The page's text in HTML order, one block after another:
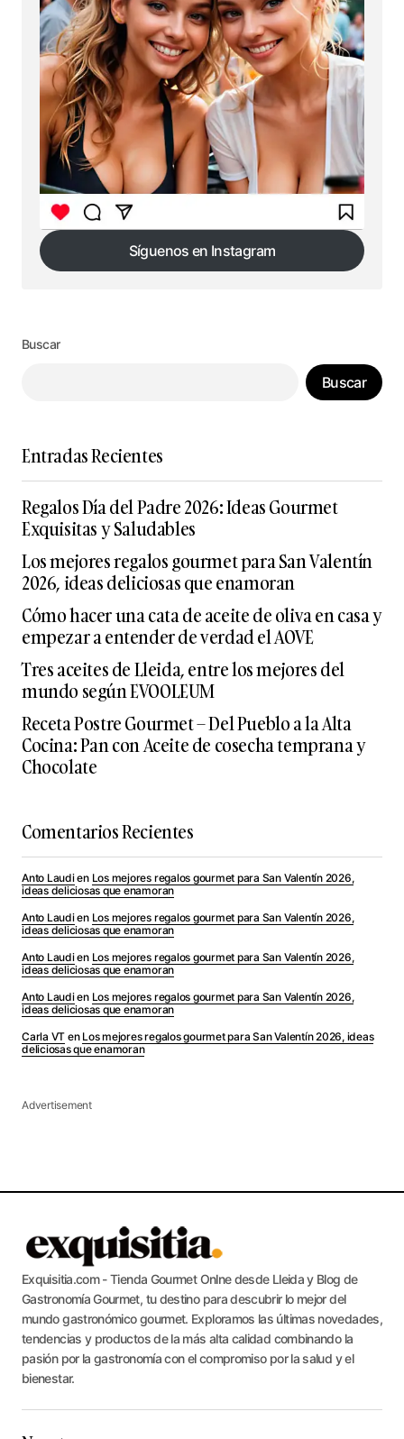
Síguenos en Instagram
Síguenos en Instagram
Buscar
Buscar
Entradas Recientes
Regalos Día del Padre 2026: Ideas Gourmet
Exquisitas y Saludables
Los mejores regalos gourmet para San Valentín
2026, ideas deliciosas que enamoran
Cómo hacer una cata de aceite de oliva en casa y
empezar a entender de verdad el AOVE
Tres aceites de Lleida, entre los mejores del
mundo según EVOOLEUM
Receta Postre Gourmet – Del Pueblo a la Alta
Cocina: Pan con Aceite de cosecha temprana y
Chocolate
Comentarios Recientes
Anto Laudien Los mejores regalos gourmet para San Valentín 2026,
ideas deliciosas que enamoran
Anto Laudien Los mejores regalos gourmet para San Valentín 2026,
ideas deliciosas que enamoran
Anto Laudien Los mejores regalos gourmet para San Valentín 2026,
ideas deliciosas que enamoran
Anto Laudien Los mejores regalos gourmet para San Valentín 2026,
ideas deliciosas que enamoran
Carla VT en Los mejores regalos gourmet para San Valentín 2026, ideas
deliciosas que enamoran
Advertisement
Exquisitia.com - Tienda Gourmet Onlne desde Lleida y Blog de
Gastronomía Gourmet, tu destino para descubrir lo mejor del
mundo gastronómico gourmet. Exploramos las últimas novedades,
tendencias y productos de la más alta calidad combinando la
pasión por la gastronomía con el compromiso por la salud y el
bienestar.